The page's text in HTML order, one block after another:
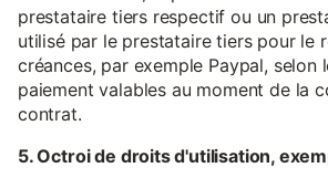
prestataire tiers respectif ou un
utilisé par le prestataire tiers pour le
créances, par exemple Paypal, selon
paiement valables au moment de la
contrat.
5. Octroi de droits d'utilisation,